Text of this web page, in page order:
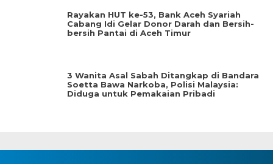
Rayakan HUT ke-53, Bank Aceh Syariah
Cabang Idi Gelar Donor Darah dan Bersih-
bersih Pantai di Aceh Timur
3 Wanita Asal Sabah Ditangkap di Bandara
Soetta Bawa Narkoba, Polisi Malaysia:
Diduga untuk Pemakaian Pribadi